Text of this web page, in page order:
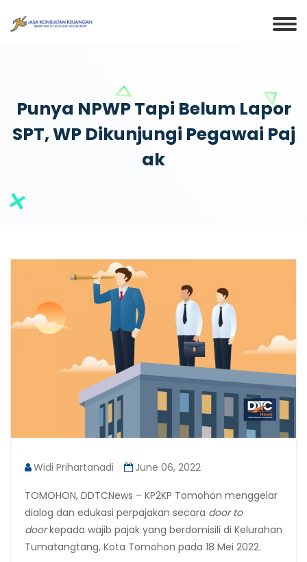
Punya NPWP Tapi Belum Lapor
SPT, WP Dikunjungi Pegawai Paj
Ak
Widi Prihartanadi June 06, 2022
TOMOHON, DDTCNews – KP2KP Tomohon menggelar
dialog dan edukasi perpajakan secara door to
doorkepada wajib pajak yang berdomisili di Kelurahan
Tumatangtang, Kota Tomohon pada 18 Mei 2022.